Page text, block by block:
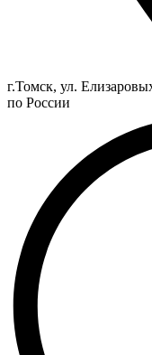
г.Томск, ул.
по России